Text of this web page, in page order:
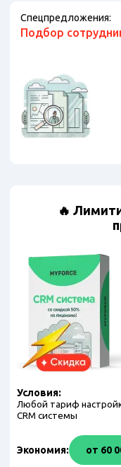
Спецпредложения:
Подбор
🔥
Условия:
Любой тариф
CRM системы
Экономия: от 60